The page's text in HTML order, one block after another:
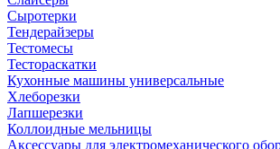
Сыротерки
Тендерайзеры
Тестомесы
Тестораскатки
Кухонные машины универсальные
Хлеборезки
Лапшерезки
Коллоидные мельницы
Аксессуары для электромеханического